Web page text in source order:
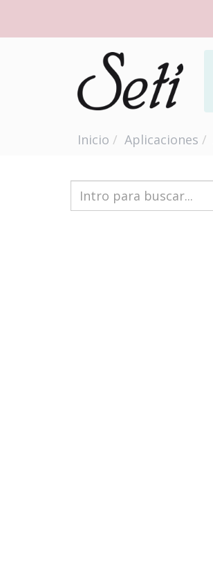
Inicio Aplicaciones